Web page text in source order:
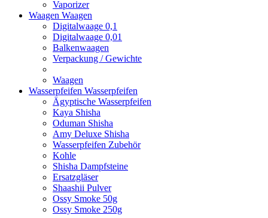
Vaporizer
Waagen Waagen
Digitalwaage 0,1
Digitalwaage 0,01
Balkenwaagen
Verpackung / Gewichte
Waagen
Wasserpfeifen Wasserpfeifen
Ägyptische Wasserpfeifen
Kaya Shisha
Oduman Shisha
Amy Deluxe Shisha
Wasserpfeifen Zubehör
Kohle
Shisha Dampfsteine
Ersatzgläser
Shaashii Pulver
Ossy Smoke 50g
Ossy Smoke 250g